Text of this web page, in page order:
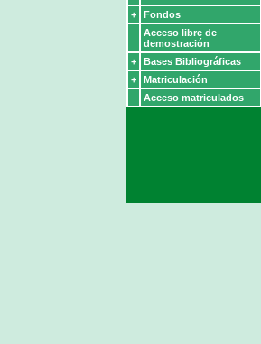
+
Fondos
Acceso libre de
demostración
+
Bases Bibliográficas
+
Matriculación
Acceso matriculados